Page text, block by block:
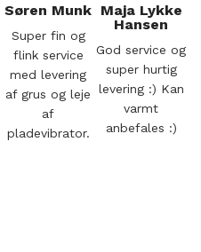
Søren Munk
Super fin og
flink service
med levering
af grus og leje
af
pladevibrator.
Maja Lykke
Hansen
God service og
super hurtig
levering :) Kan
varmt
anbefales :)